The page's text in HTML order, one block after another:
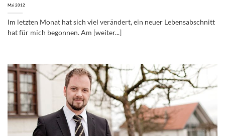
Mai 2012
Im letzten Monat hat sich viel verändert, ein neuer Lebensabschnitt
hat für mich begonnen. Am [weiter...]